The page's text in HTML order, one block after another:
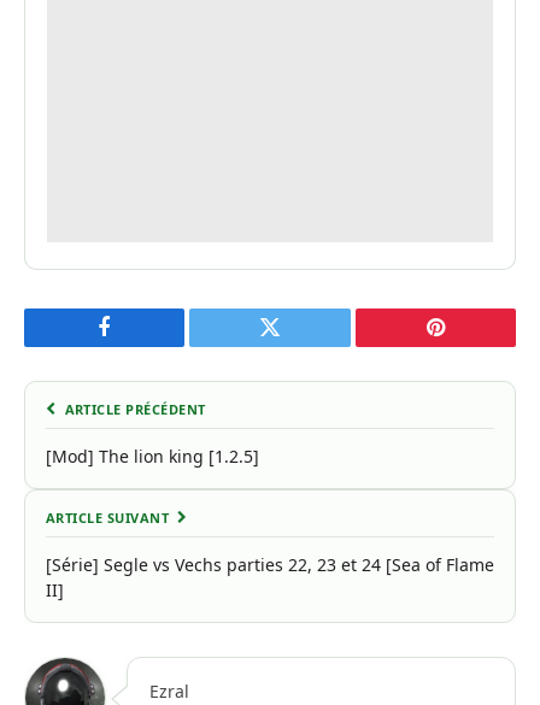
Facebook Twitter Pinterest
ARTICLE PRÉCÉDENT
[Mod] The lion king [1.2.5]
ARTICLE SUIVANT
[Série] Segle vs Vechs parties 22, 23 et 24 [Sea of Flame
II]
Ezral